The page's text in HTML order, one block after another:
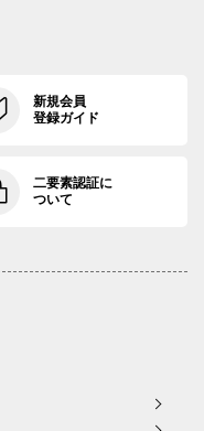
新規会員
登録ガイド
二要素認証に
ついて